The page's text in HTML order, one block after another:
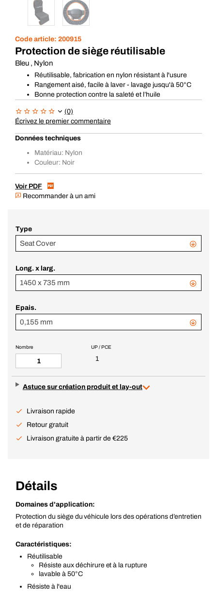
Code article: 200915
Protection de siège réutilisable
Bleu , Nylon
Réutilisable, fabrication en nylon résistant à l'usure
Rangement aisé, facile à laver - lavage jusqu'à 50°C
Bonne protection contre la saleté et l’huile
(0)
Écrivez le premier commentaire
Données techniques
Matériau: Nylon
Couleur: Noir
Voir PDF
Recommander à un ami
Type
Seat Cover
Long. x larg.
1450 x 735 mm
Epais.
0,155 mm
UP / PCE
1
Nombre
Astuce sur création produit et lay-out
Livraison rapide
Retour gratuit
Livraison gratuite à partir de €225
Détails
Domaines d'application:
Protection du siège du véhicule lors des opérations d’entretien
et de réparation
Caractéristiques:
Réutilisable
Résiste aux déchirure et à la rupture
lavable à 50°C
Résiste à l'eau